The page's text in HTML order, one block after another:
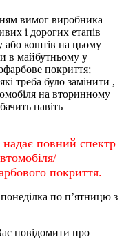
вимог виробника
і дорогих етапів
або коштів на цьому
в майбутньому у
покриття;
треба було замінити ,
на вторинному
навіть
повний спектр
покриття.
по п’ятницю з
повідомити про